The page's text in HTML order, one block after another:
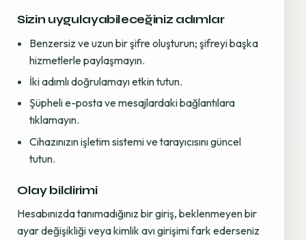
Sizin uygulayabileceğiniz adımlar
Benzersiz ve uzun bir şifre oluşturun; şifreyi başka
hizmetlerle paylaşmayın.
İki adımlı doğrulamayı etkin tutun.
Şüpheli e-posta ve mesajlardaki bağlantılara
tıklamayın.
Cihazınızın işletim sistemi ve tarayıcısını güncel
tutun.
Olay bildirimi
Hesabınızda tanımadığınız bir giriş, beklenmeyen bir
ayar değişikliği veya kimlik avı girişimi fark ederseniz